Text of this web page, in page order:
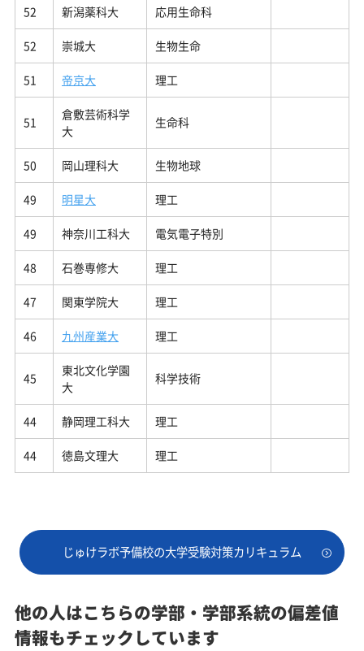
52 新潟薬科大 応用生命科
52 崇城大 生物生命
51 帝京大 理工
51
倉敷芸術科学
大
生命科
50 岡山理科大 生物地球
49 明星大 理工
49 神奈川工科大 電気電子特別
48 石巻専修大 理工
47 関東学院大 理工
46 九州産業大 理工
45
東北文化学園
大
科学技術
44 静岡理工科大 理工
44 徳島文理大 理工
じゅけラボ予備校の大学受験対策カリキュラム
他の人はこちらの学部・学部系統の偏差値
情報もチェックしています